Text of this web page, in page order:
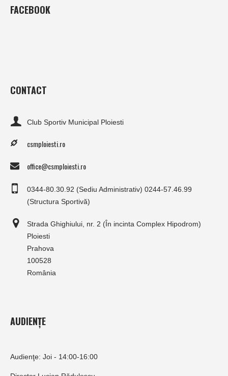
FACEBOOK
CONTACT
Club Sportiv Municipal Ploiesti
csmploiesti.ro
office@csmploiesti.ro
0344-80.30.92 (Sediu Administrativ) 0244-57.46.99
(Structura Sportivă)
Strada Ghighiului, nr. 2 (În incinta Complex Hipodrom)
Ploiesti
Prahova
100528
România
AUDIENȚE
Audienţe: Joi - 14:00-16:00